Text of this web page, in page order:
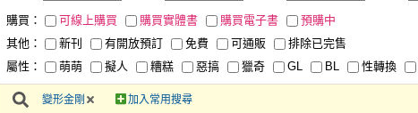
購買： 可線上購買 購買實體書 購買電子書
預購中
其他：
新刊 有開放預訂 免費 可通販
排除已完售
屬性：
萌萌 擬人 糟糕 惡搞 獵奇 GL BL 性轉換
變形金剛 加入常用搜尋